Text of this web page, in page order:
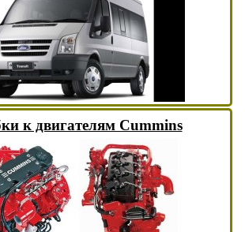
к двигателям Cummins